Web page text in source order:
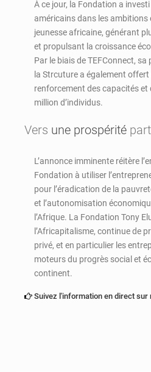
À ce jour, la Fondation a
américains dans les ambitions
jeunesse africaine, générant
et propulsant la croissance
Par le biais de TEFConnect,
la Strcuture a également offert
renforcement des capacités et
million d’individus.
Vers une prospérité
L’annonce imminente réitère
Fondation à utiliser
pour l’éradication de la
et l’autonomisation
l’Afrique. La Fondation Tony
l’Africapitalisme, continue de
privé, et en particulier les
moteurs du progrès social et
continent.
Suivez l'information en direct sur